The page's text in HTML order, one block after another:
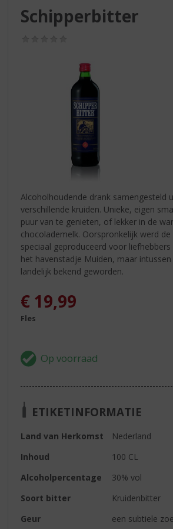
Schipperbitter
Alcoholhoudende drank samengesteld
verschillende kruiden. Unieke, eigen
puur van te genieten, of lekker in de
chocolademelk. Oorspronkelijk werd
speciaal geproduceerd voor
het havenstadje Muiden, maar
landelijk bekend geworden.
€ 19,99
Fles
ETIKETINFORMATIE
Land van Herkomst
Nederland
Inhoud
100 CL
Alcoholpercentage
30% vol
Soort bitter
Kruidenbitter
Geur
een subtiele